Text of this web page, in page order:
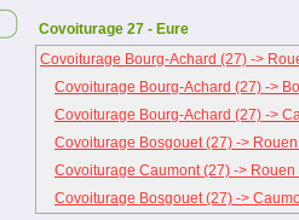
Covoiturage 27 - Eure
Covoiturage Bourg-Achard (27) ->
Covoiturage Bourg-Achard (27) ->
Covoiturage Bourg-Achard (27) ->
Covoiturage Bosgouet (27) ->
Covoiturage Caumont (27) -> Rouen
Covoiturage Bosgouet (27) ->